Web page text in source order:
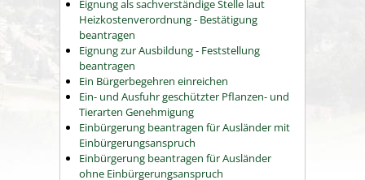
Eignung als sachverständige Stelle laut
Heizkostenverordnung - Bestätigung
beantragen
Eignung zur Ausbildung - Feststellung
beantragen
Ein Bürgerbegehren einreichen
Ein- und Ausfuhr geschützter Pflanzen- und
Tierarten Genehmigung
Einbürgerung beantragen für Ausländer mit
Einbürgerungsanspruch
Einbürgerung beantragen für Ausländer
ohne Einbürgerungsanspruch